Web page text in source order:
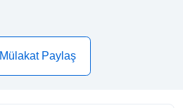
Mülakat Paylaş